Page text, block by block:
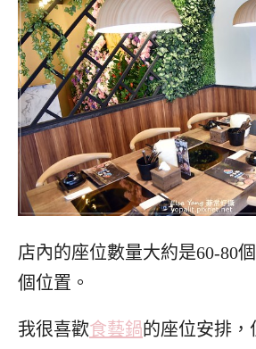
店內的座位數量大約是60-80
個位置。
我很喜歡食藝鍋的座位安排，